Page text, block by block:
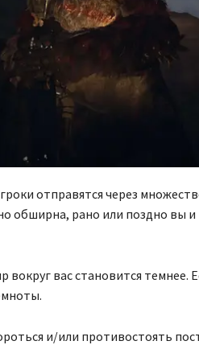
отправятся через
обширна, рано или поздно вы и
вас становится темнее.
и/или противостоять